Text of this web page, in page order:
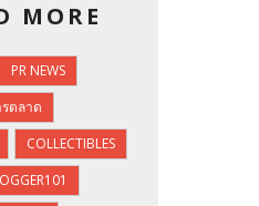
MORE
PR NEWS
ตลาด
COLLECTIBLES